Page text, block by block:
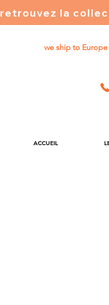
retrouvez la
we ship to Europe
ACCUEIL